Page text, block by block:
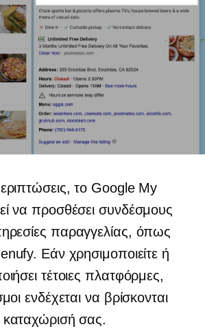
το Google My
να προσθέσει συνδέσμους
παραγγελίας, όπως
Εάν χρησιμοποιείτε ή
τέτοιες πλατφόρμες,
ενδέχεται να βρίσκονται
σας.